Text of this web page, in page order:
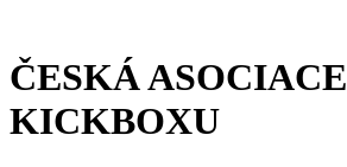
obsahu
ČESKÁ ASOCIACE
KICKBOXU